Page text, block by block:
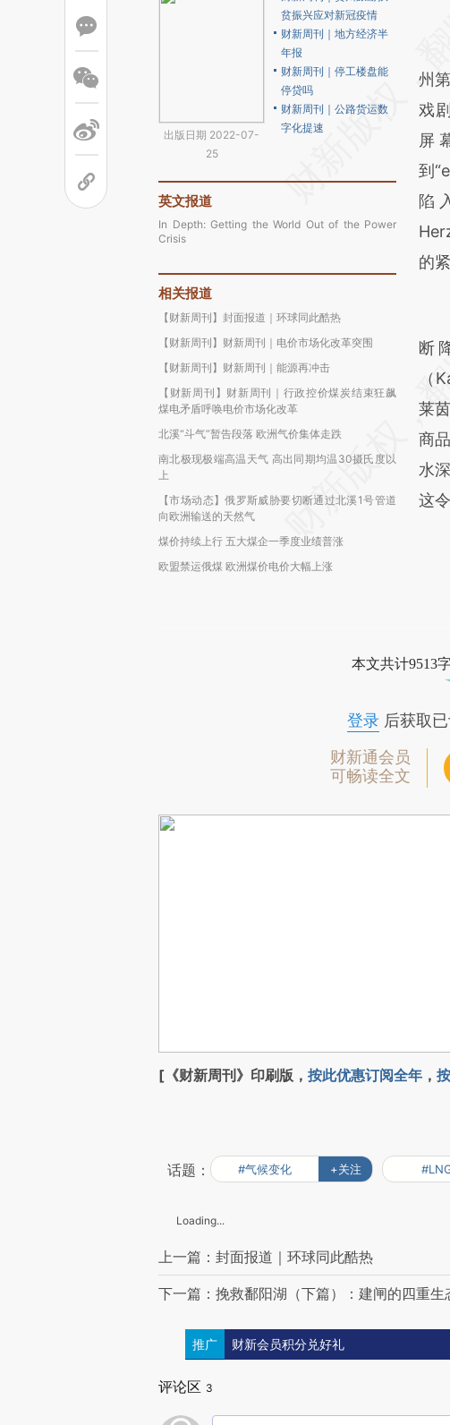
出版日期 2022-07-
25
贫振兴应对新冠疫情
财新周刊｜地方经济半
年报
财新周刊｜停工楼盘能
停贷吗
财新周刊｜公路货运数
字化提速
英文报道
In Depth: Getting the World Out of the Power
Crisis
相关报道
【财新周刊】封面报道｜环球同此酷热
【财新周刊】财新周刊｜电价市场化改革突围
【财新周刊】财新周刊｜能源再冲击
【财新周刊】财新周刊｜行政控价煤炭结束狂飙
煤电矛盾呼唤电价市场化改革
北溪“斗气”暂告段落 欧洲气价集体走跌
南北极现极端高温天气 高出同期均温30摄氏度以
上
【市场动态】俄罗斯威胁要切断通过北溪1号管道
向欧洲输送的天然气
煤价持续上行 五大煤企一季度业绩普涨
欧盟禁运俄煤 欧洲煤价电价大幅上涨
而
财
比
美
州
戏
屏
到
陷
的
在
断
（
莱
商
水
这
本文共计9513
登录后获取已
财新通会员
可畅读全文
[《财新周刊》印刷版， 按此优惠订阅全年 ，
话题： #气候变化 +关注
Loading...
上一篇：封面报道｜环球同此酷热
下一篇：挽救鄱阳湖（下篇）：建闸的四重
推广 财新会员积分兑好礼
评论区 3